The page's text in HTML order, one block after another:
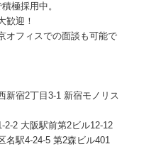
極採用中。
歓迎！
オフィスでの面談も可能で
新宿2丁目3-1 新宿モノリス
2-2 大阪駅前第2ビル12-12
名駅4-24-5 第2森ビル401